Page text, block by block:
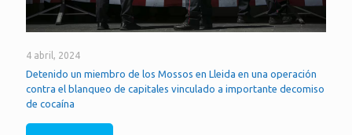
4 abril, 2024
Detenido un miembro de los Mossos en Lleida en una operación
contra el blanqueo de capitales vinculado a importante decomiso
de cocaína